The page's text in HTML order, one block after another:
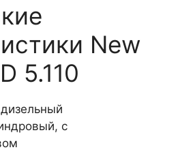
New
5.110
с